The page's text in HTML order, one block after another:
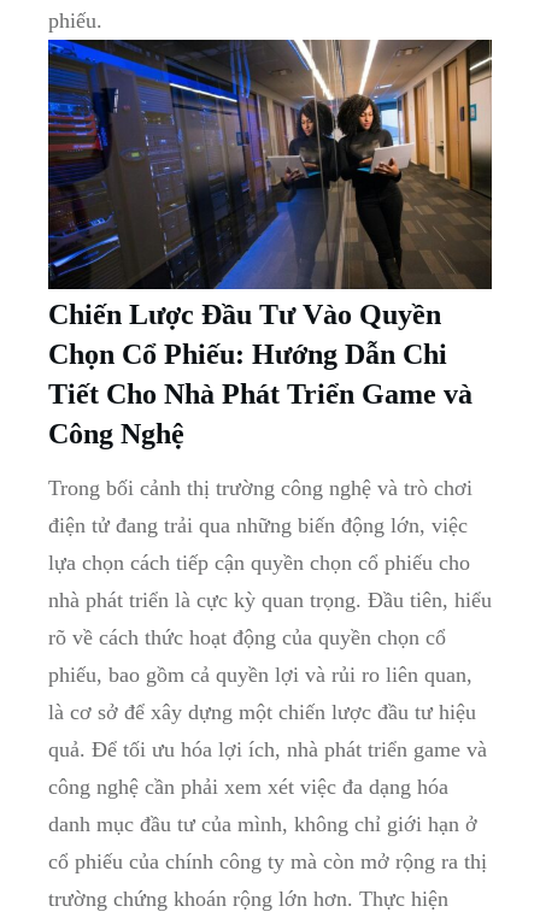
phiếu.
Chiến Lược Đầu Tư Vào⁣ Quyền
Chọn Cổ Phiếu: Hướng ⁤Dẫn Chi
Tiết Cho​ Nhà Phát Triển Game ‌và
Công Nghệ
Trong bối cảnh‍ thị ‌trường công nghệ và ⁤trò⁢ chơi
điện tử đang trải‍ qua những biến động lớn, việc
lựa chọn cách tiếp cận quyền chọn cổ phiếu cho
nhà​ phát triển là‍ cực kỳ quan ‌trọng. Đầu ‍tiên, hiểu⁤
rõ về cách thức hoạt động của quyền chọn cổ
phiếu,⁢ bao gồm cả quyền lợi và rủi ro ‌liên quan,
là⁣ cơ sở để ‍xây dựng một chiến lược đầu tư ​hiệu
quả.⁢ Để tối ưu hóa lợi ích, nhà⁢ phát triển ⁣game và
công nghệ ⁤cần ⁢phải xem xét việc đa dạng‍ hóa
danh mục ⁢đầu tư ⁣của mình, không chỉ giới⁢ hạn ‌ở
cổ ‍phiếu của ‌chính công ty ​mà còn mở rộng ra thị
trường ‍chứng ⁢khoán ‌rộng lớn hơn. Thực hiện